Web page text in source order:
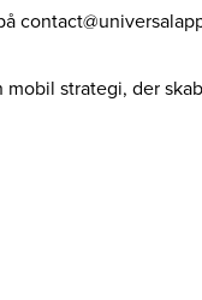
strategi, der